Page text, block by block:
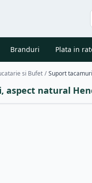
Branduri Plata in
si Bufet /
aspect natural